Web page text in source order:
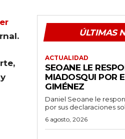
ÚLTIMAS
ACTUALIDAD
SEOANE LE
MIADOSQUI POR
GIMÉNEZ
Daniel Seoane le
por sus declaraciones
6 agosto, 2026